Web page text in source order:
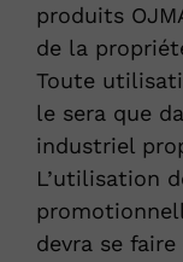
produits
de la
Toute
le sera que
industriel
L’utilisation
devra se